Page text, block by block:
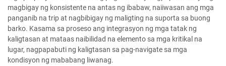
magbigay ng konsistente na antas ng ibabaw, naiiwasan ang mga
panganib na trip at nagbibigay ng maligting na suporta sa buong
barko. Kasama sa proseso ang integrasyon ng mga tatak ng
kaligtasan at mataas naibilidad na elemento sa mga kritikal na
lugar, nagpapabuti ng kaligtasan sa pag-navigate sa mga
kondisyon ng mababang liwanag.